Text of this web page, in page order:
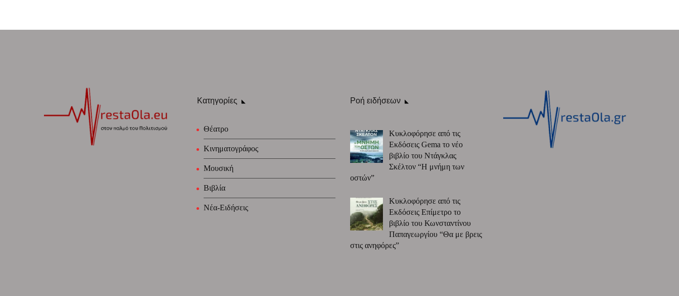
Κατηγορίες
Θέατρο
Κινηματογράφος
Μουσική
Βιβλία
Νέα-Ειδήσεις
Ροή ειδήσεων
Κυκλοφόρησε από τις
Εκδόσεις Gema το νέο
βιβλίο του Ντάγκλας
Σκέλτον “Η μνήμη των
οστών”
Κυκλοφόρησε από τις
Εκδόσεις Επίμετρο το
βιβλίο του Κωνσταντίνου
Παπαγεωργίου “Θα με βρεις
στις ανηφόρες”